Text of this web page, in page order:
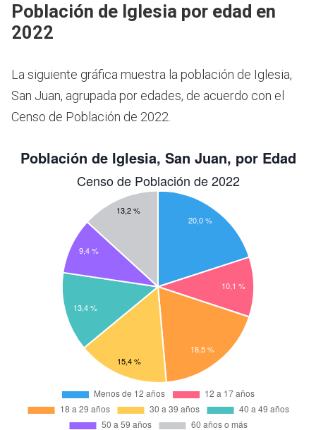
Población de Iglesia por edad en
2022
La siguiente gráfica muestra la población de Iglesia,
San Juan, agrupada por edades, de acuerdo con el
Censo de Población de 2022.